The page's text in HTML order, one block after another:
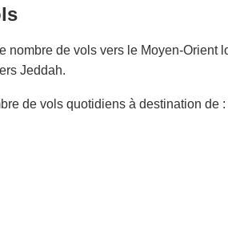
de vols vers le Moyen-Orient
Jeddah.
de vols quotidiens à destination de :